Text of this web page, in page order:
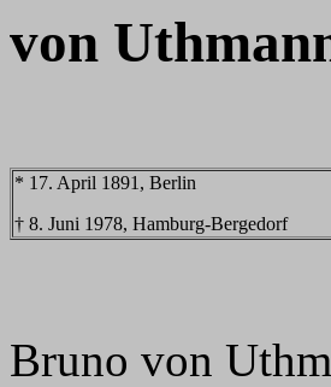
von
* 17. April 1891, Berlin
† 8. Juni 1978, Hamburg-Bergedorf
Bruno von